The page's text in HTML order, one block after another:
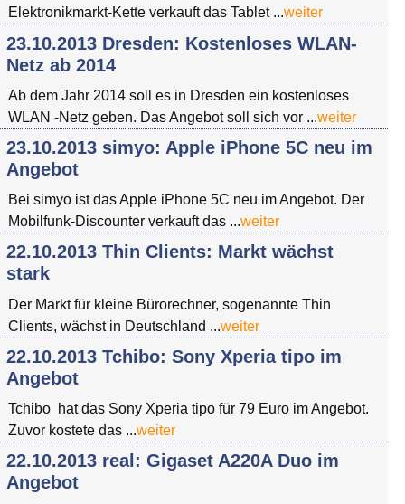
Elektronikmarkt-Kette verkauft das Tablet ...weiter
23.10.2013 Dresden: Kostenloses WLAN-
Netz ab 2014
Ab dem Jahr 2014 soll es in Dresden ein kostenloses
WLAN -Netz geben. Das Angebot soll sich vor ...weiter
23.10.2013 simyo: Apple iPhone 5C neu im
Angebot
Bei simyo ist das Apple iPhone 5C neu im Angebot. Der
Mobilfunk-Discounter verkauft das ...weiter
22.10.2013 Thin Clients: Markt wächst
stark
Der Markt für kleine Bürorechner, sogenannte Thin
Clients, wächst in Deutschland ...weiter
22.10.2013 Tchibo: Sony Xperia tipo im
Angebot
Tchibo hat das Sony Xperia tipo für 79 Euro im Angebot.
Zuvor kostete das ...weiter
22.10.2013 real: Gigaset A220A Duo im
Angebot